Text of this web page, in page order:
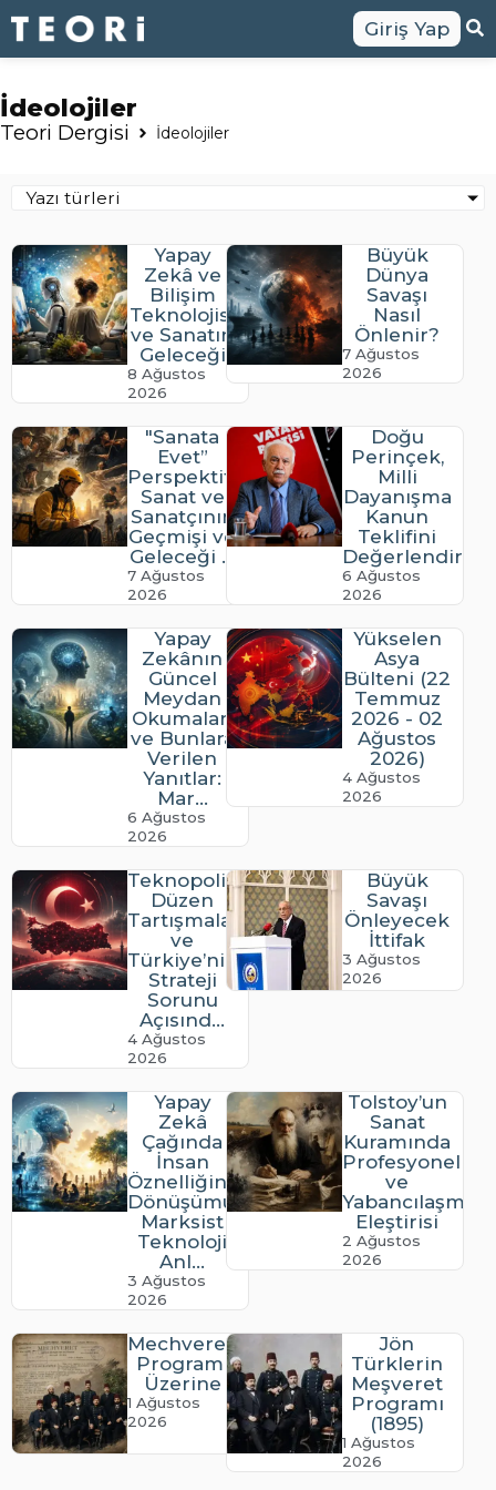
Giriş Yap
İdeolojiler
Teori Dergisi İdeolojiler
Yazı türleri
Yapay
Zekâ ve
Bilişim
Teknolojisi
ve Sanatın
Geleceği
8 Ağustos
2026
Büyük
Dünya
Savaşı
Nasıl
Önlenir?
7 Ağustos
2026
"Sanata
Evet”
Perspektifinden
Sanat ve
Sanatçının
Geçmişi ve
Geleceği ...
7 Ağustos
2026
Doğu
Perinçek,
Milli
Dayanışma
Kanun
Teklifini
Değerlendirdi
6 Ağustos
2026
Yapay
Zekânın
Güncel
Meydan
Okumaları
ve Bunlara
Verilen
Yanıtlar:
Mar...
6 Ağustos
2026
Yükselen
Asya
Bülteni (22
Temmuz
2026 - 02
Ağustos
2026)
4 Ağustos
2026
Teknopolitik
Düzen
Tartışmaları
ve
Türkiye’nin
Strateji
Sorunu
Açısınd...
4 Ağustos
2026
Büyük
Savaşı
Önleyecek
İttifak
3 Ağustos
2026
Yapay
Zekâ
Çağında
İnsan
Öznelliğinin
Dönüşümü:
Marksist
Teknoloji
Anl...
3 Ağustos
2026
Tolstoy’un
Sanat
Kuramında
ve
Yabancılaşma
Eleştirisi
2 Ağustos
2026
Mechveret’in
Programı
Üzerine
1 Ağustos
2026
Jön
Türklerin
Meşveret
Programı
(1895)
1 Ağustos
2026